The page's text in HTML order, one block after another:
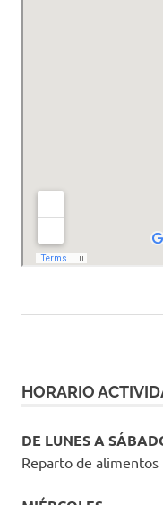
HORARIO
DE LUNES A
Reparto de alimentos